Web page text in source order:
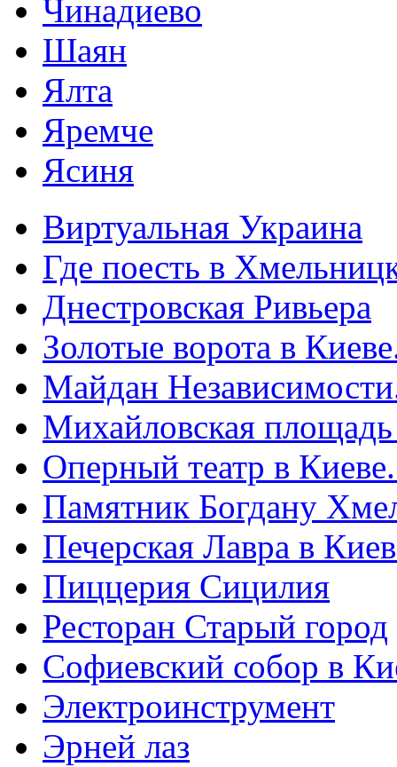
Чинадиево
Шаян
Ялта
Яремче
Ясиня
Виртуальная Украина
Где поесть в
Днестровская Ривьера
Золотые ворота в
Майдан
Михайловская
Оперный театр в
Памятник Богдану
Печерская Лавра в
Пиццерия Сицилия
Ресторан Старый город
Софиевский собор в
Электроинструмент
Эрней лаз